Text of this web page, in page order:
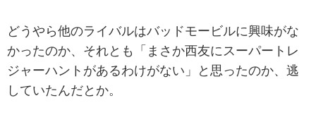
どうやら他のライバルはバッドモービルに興味がな
かったのか、それとも「まさか西友にスーパートレ
ジャーハントがあるわけがない」と思ったのか、逃
していたんだとか。